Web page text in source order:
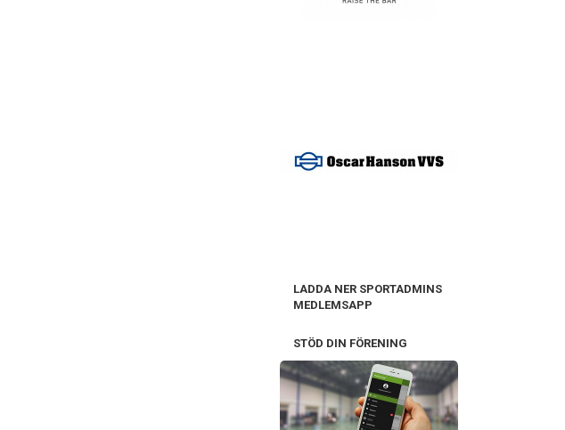
LADDA NER SPORTADMINS
MEDLEMSAPP
STÖD DIN FÖRENING